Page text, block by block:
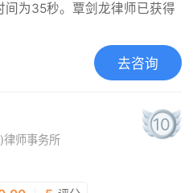
为35秒。覃剑龙律师已获得
去咨询
律师事务所
10